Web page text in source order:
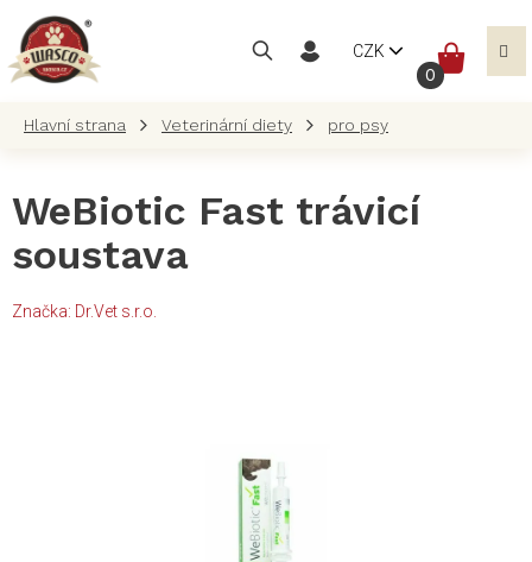
obsah
CZK
Veterinární diety pro psy
WeBiotic Fast trávicí
soustava
Značka: Dr.Vet s.r.o.